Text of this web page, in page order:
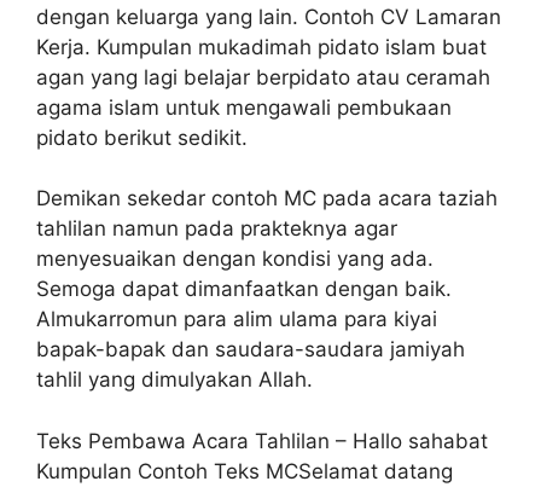
dengan keluarga yang lain. Contoh CV Lamaran
Kerja. Kumpulan mukadimah pidato islam buat
agan yang lagi belajar berpidato atau ceramah
agama islam untuk mengawali pembukaan
pidato berikut sedikit.
Demikan sekedar contoh MC pada acara taziah
tahlilan namun pada prakteknya agar
menyesuaikan dengan kondisi yang ada.
Semoga dapat dimanfaatkan dengan baik.
Almukarromun para alim ulama para kiyai
bapak-bapak dan saudara-saudara jamiyah
tahlil yang dimulyakan Allah.
Teks Pembawa Acara Tahlilan – Hallo sahabat
Kumpulan Contoh Teks MCSelamat datang